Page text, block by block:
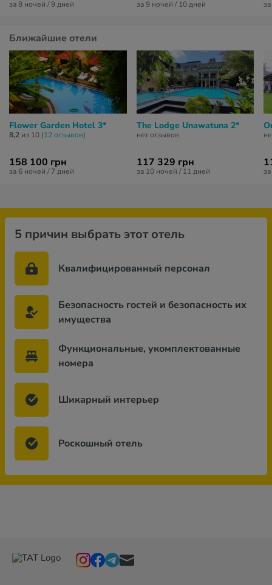
за 8 ночей / 9 дней за 9 ночей / 10 дней
Ближайшие отели
Flower Garden Hotel 3*
8,2 из 10 (12 отзывов)
158 100 грн
за 6 ночей / 7 дней
The Lodge Unawatuna 2*
нет отзывов
117 329 грн
за 10 ночей / 11 дней
5 причин выбрать этот отель
Квалифицированный персонал
Безопасность гостей и безопасность их
имущества
Функциональные, укомплектованные
номера
Шикарный интерьер
Роскошный отель